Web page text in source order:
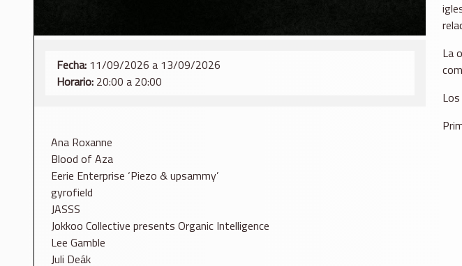
Fecha: 11/09/2026 a 13/09/2026
Horario: 20:00 a 20:00
La
Ana Roxanne
Blood of Aza
Eerie Enterprise ‘Piezo & upsammy’
gyrofield
JASSS
Jokkoo Collective presents Organic Intelligence
Lee Gamble
Juli Deák